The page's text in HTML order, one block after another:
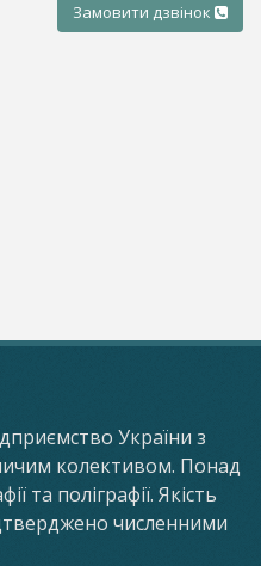
Замовити дзвінок
України з
колективом. Понад
та поліграфії. Якість
численними